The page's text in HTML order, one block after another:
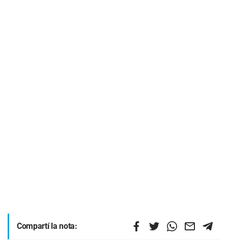
Compartí la nota: